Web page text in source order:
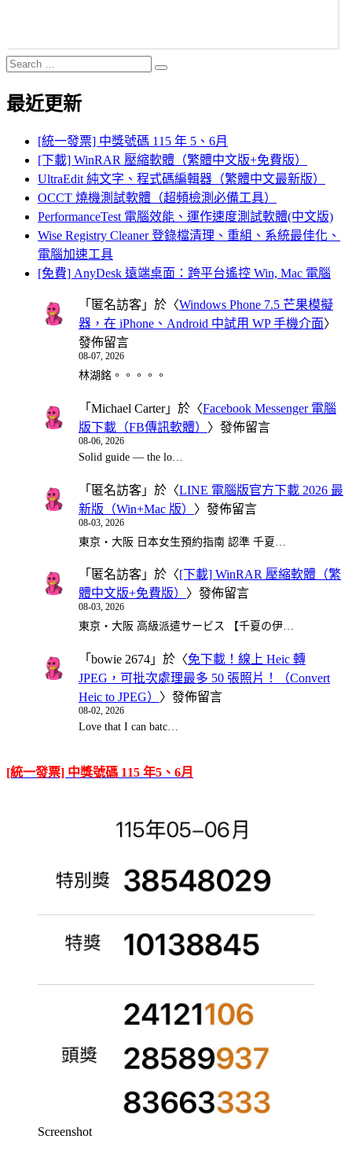
Search
for:
Search
最近更新
[統一發票] 中獎號碼 115 年 5、6月
[下載] WinRAR 壓縮軟體（繁體中文版+免費版）
UltraEdit 純文字、程式碼編輯器（繁體中文最新版）
OCCT 燒機測試軟體（超頻檢測必備工具）
PerformanceTest 電腦效能、運作速度測試軟體(中文版)
Wise Registry Cleaner 登錄檔清理、重組、系統最佳化、
電腦加速工具
[免費] AnyDesk 遠端桌面：跨平台遙控 Win, Mac 電腦
「 匿名訪客 」於〈Windows Phone 7.5 芒果模擬
器，在 iPhone、Android 中試用 WP 手機介面〉
發佈留言
08-07, 2026
林湖銘。。。。。
「 Michael Carter」於〈Facebook Messenger 電腦
版下載（FB傳訊軟體） 〉發佈留言
08-06, 2026
Solid guide — the lo…
「 匿名訪客 」於〈LINE 電腦版官方下載 2026 最
新版（Win+Mac 版） 〉發佈留言
08-03, 2026
東京・大阪 日本女生預約指南 認準 千夏…
「 匿名訪客 」於〈[下載] WinRAR 壓縮軟體（繁
體中文版+免費版） 〉發佈留言
08-03, 2026
東京・大阪 高級派遣サービス 【千夏の伊…
「 bowie 2674 」於〈免下載！線上 Heic 轉
JPEG，可批次處理最多 50 張照片！（Convert
Heic to JPEG） 〉發佈留言
08-02, 2026
Love that I can batc…
[統一發票] 中獎號碼 115 年5、6月
Screenshot